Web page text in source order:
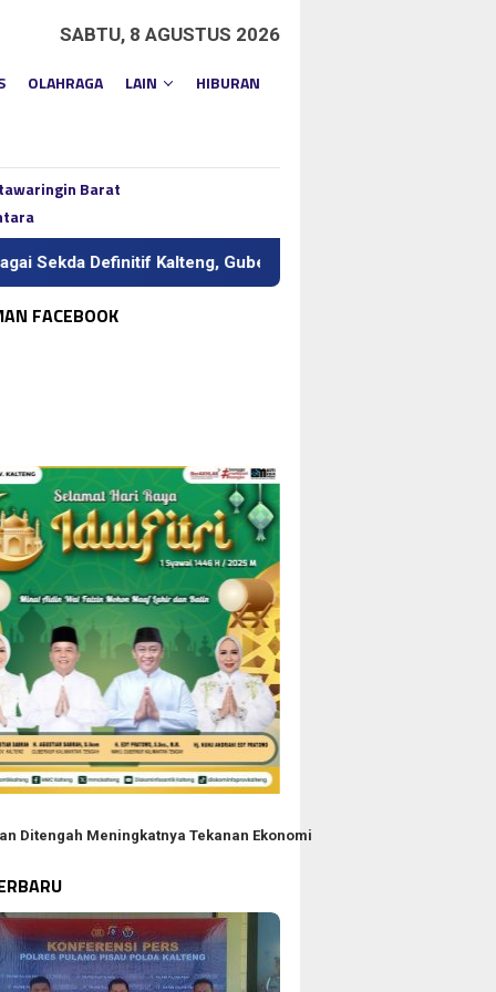
SABTU, 8 AGUSTUS 2026
OLAHRAGA LAIN HIBURAN
Barat
Kalteng, Gubernur Tekankan Kerja Keras dan Kolaborasi
Ditengah Meningkatnya Tekanan Ekonomi
FACEBOOK